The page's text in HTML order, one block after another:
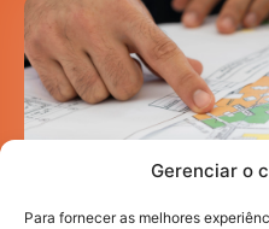
Gerenciar o
Para fornecer as melhores